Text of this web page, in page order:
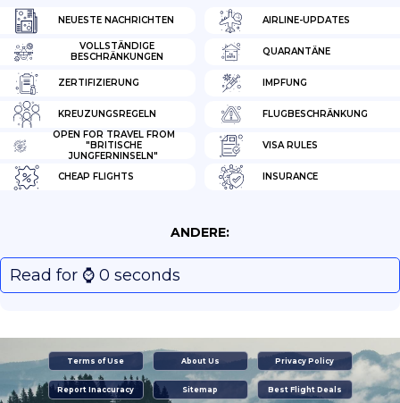
NEUESTE NACHRICHTEN AIRLINE-UPDATES
VOLLSTÄNDIGE
BESCHRÄNKUNGEN
QUARANTÄNE
ZERTIFIZIERUNG IMPFUNG
KREUZUNGSREGELN
FLUGBESCHRÄNKUNG
OPEN FOR TRAVEL FROM
"BRITISCHE
JUNGFERNINSELN"
VISA RULES
CHEAP FLIGHTS INSURANCE
ANDERE:
Read for ⌚️ 0 seconds
Terms of Use About Us Privacy Policy
Report Inaccuracy Sitemap Best Flight Deals